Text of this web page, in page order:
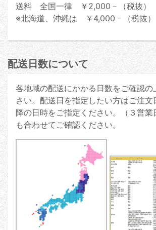
送料 全国一律 ￥2,000－（税抜）
※北海道、沖縄は ￥4,000－（税抜）
配送日数について
各地域の配送にかかる日数をご確認の
さい。配送日を指定したい方はご注文
降の日時をご指定ください。（３営業
も合わせてご確認ください。